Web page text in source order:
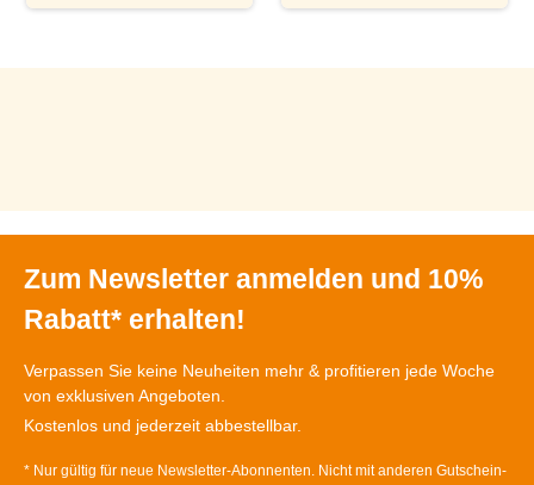
Zum Newsletter anmelden und 10%
Rabatt* erhalten!
Verpassen Sie keine Neuheiten mehr & profitieren jede Woche
von exklusiven Angeboten.
Kostenlos und jederzeit abbestellbar.
* Nur gültig für neue Newsletter-Abonnenten. Nicht mit anderen Gutschein-